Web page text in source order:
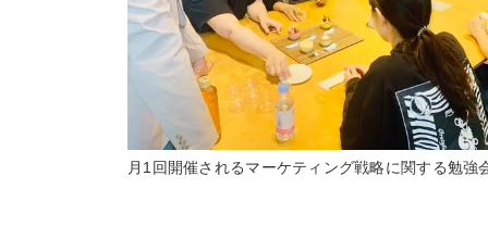
月1回開催されるマーケティング戦略に関する勉強